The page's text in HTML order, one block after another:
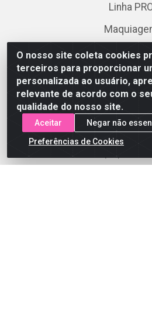
O nosso site coleta cookies
terceiros para proporcionar
personalizada ao usuário,
relevante de acordo com o
qualidade do nosso site.
Aceitar
Negar não
Preferências de Cookies
Linha
Perfumes e
Skincare
Fale
(75)